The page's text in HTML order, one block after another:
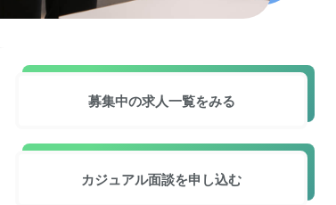
募集中の求人一覧をみる
カジュアル面談を申し込む